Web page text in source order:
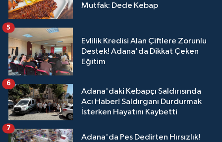
Mutfak: Dede Kebap
Evlilik Kredisi Alan Çiftlere Zorunlu
Destek! Adana'da Dikkat Çeken
Eğitim
5
Adana'daki Kebapçı Saldırısında
Acı Haber! Saldırganı Durdurmak
İsterken Hayatını Kaybetti
6
Adana'da Pes Dedirten Hırsızlık!
7